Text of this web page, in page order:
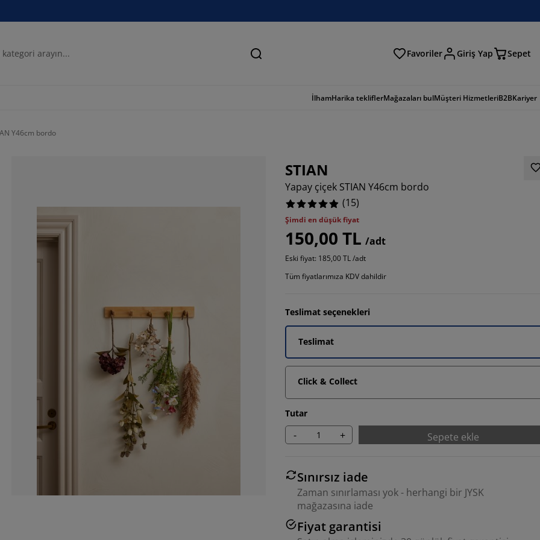
Ara Favoriler Giriş Yap Sepet
İlhamHarika tekliflerMağazaları bulMüşteri HizmetleriB2BKariyer
Y46cm bordo
STIAN
Yapay çiçek STIAN Y46cm bordo
(15)
Şimdi en düşük fiyat
150,00 TL /adt
Eski fiyat: 185,00 TL /adt
Tüm fiyatlarımıza KDV dahildir
Teslimat seçenekleri
Teslimat
Click & Collect
Tutar
- + Sepete ekle
Sınırsız iade
Zaman sınırlaması yok - herhangi bir JYSK
mağazasına iade
Fiyat garantisi
93.33333333333333%
6.666666666666667%